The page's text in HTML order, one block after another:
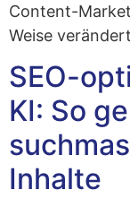
Con­tent-
Wei­se
SEO-
KI: So
Inhalte